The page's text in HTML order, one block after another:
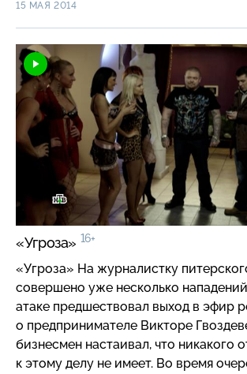
у подполковника Лебедева…
15 МАЯ 2014
«Угроза» 16+
«Угроза» На журналистку питерского телевидения
совершено уже несколько
атаке предшествовал выход в эфир
о предпринимателе Викторе
бизнесмен настаивал, что никакого
к этому делу не имеет. Во время